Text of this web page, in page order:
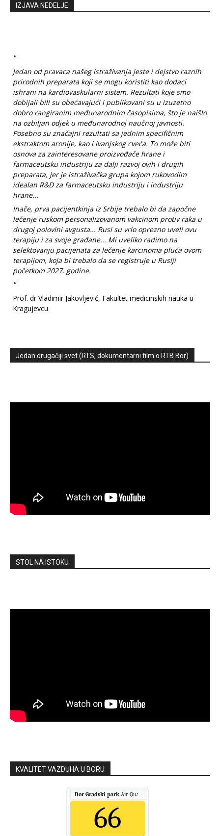
IZJAVA NEDELJE
"
Jedan od pravaca našeg istraživanja jeste i dejstvo raznih
prirodnih preparata koji se mogu koristiti kao dodaci
ishrani na kardiovaskularni sistem. Rezultati koje smo
dobijali bili su obećavajući i publikovani su u izuzetno
dobro rangiranim međunarodnim časopisima, što je naišlo
na ozbiljan odjek u međunarodnoj naučnoj javnosti.
Posebno su značajni rezultati sa jednim specifičnim
ekstraktom aronije, kao i ivanjskog cveća. To može biti
osnova za zainteresovane proizvođače hrane i
farmaceutsku industriju za dalji razvoj ovih i drugih
preparata, jer je istraživačka grupa kojom rukovodim
idealan R&D za farmaceutsku industriju i industriju
hrane...
Inače, prva pacijentkinja iz Srbije trebalo bi da započne
lečenje ruskom personalizovanom vakcinom protiv raka u
drugoj polovini avgusta... Rusi su vrlo oprezno uveli ovu
terapiju i za svoje građane... Mi uveliko radimo na
selektovanju pacijenata za lečenje karcinoma pluća ovom
terapijom, koja bi trebalo da se registruje u Rusiji
početkom 2027. godine.
"
Prof. dr Vladimir Jakovljević, Fakultet medicinskih nauka u
Kragujevcu
Jedan drugačiji svet (RTS, dokumentarni film o RTB Bor)
STOL NA ISTOKU
KVALITET VAZDUHA U BORU
Bor Gradski park Air Quality.
66